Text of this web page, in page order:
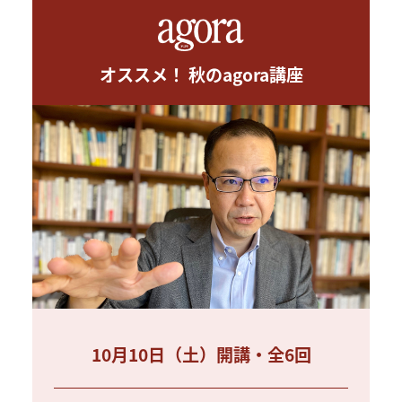
オススメ！ 秋のagora講座
10月10日（土）開講・全6回